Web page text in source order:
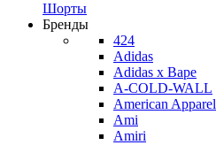
Шорты
Бренды
424
Adidas
Adidas x Bape
A-COLD-WALL
American Apparel
Ami
Amiri